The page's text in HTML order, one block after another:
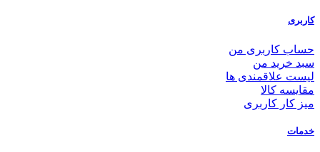
کاربری
حساب کاربری من
سبد خرید من
لیست علاقمندی ها
مقایسه کالا
میز کار کاربری
خدمات